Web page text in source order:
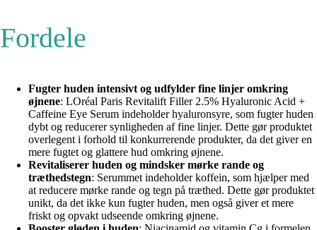
Fordele
Fugter huden intensivt og udfylder fine linjer omkring
øjnene: LOréal Paris Revitalift Filler 2.5% Hyaluronic Acid +
Caffeine Eye Serum indeholder hyaluronsyre, som fugter huden
dybt og reducerer synligheden af fine linjer. Dette gør produktet
overlegent i forhold til konkurrerende produkter, da det giver en
mere fugtet og glattere hud omkring øjnene.
Revitaliserer huden og mindsker mørke rande og
træthedstegn: Serummet indeholder koffein, som hjælper med
at reducere mørke rande og tegn på træthed. Dette gør produktet
unikt, da det ikke kun fugter huden, men også giver et mere
friskt og opvakt udseende omkring øjnene.